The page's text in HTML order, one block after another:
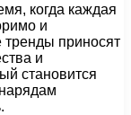
когда каждая
и
тренды приносят
и
становится